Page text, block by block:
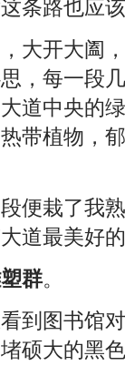
条路也应
开大阖，
，每一段
道中央的
带植物，
栽了我熟
道最美好
群。
图书馆
硕大的黑